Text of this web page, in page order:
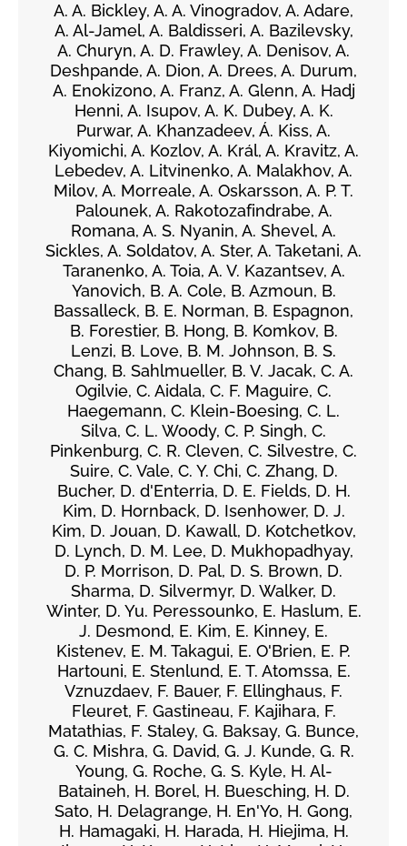
A. A. Bickley, A. A. Vinogradov, A. Adare,
A. Al-Jamel, A. Baldisseri, A. Bazilevsky,
A. Churyn, A. D. Frawley, A. Denisov, A.
Deshpande, A. Dion, A. Drees, A. Durum,
A. Enokizono, A. Franz, A. Glenn, A. Hadj
Henni, A. Isupov, A. K. Dubey, A. K.
Purwar, A. Khanzadeev, Á. Kiss, A.
Kiyomichi, A. Kozlov, A. Král, A. Kravitz, A.
Lebedev, A. Litvinenko, A. Malakhov, A.
Milov, A. Morreale, A. Oskarsson, A. P. T.
Palounek, A. Rakotozafindrabe, A.
Romana, A. S. Nyanin, A. Shevel, A.
Sickles, A. Soldatov, A. Ster, A. Taketani, A.
Taranenko, A. Toia, A. V. Kazantsev, A.
Yanovich, B. A. Cole, B. Azmoun, B.
Bassalleck, B. E. Norman, B. Espagnon,
B. Forestier, B. Hong, B. Komkov, B.
Lenzi, B. Love, B. M. Johnson, B. S.
Chang, B. Sahlmueller, B. V. Jacak, C. A.
Ogilvie, C. Aidala, C. F. Maguire, C.
Haegemann, C. Klein-Boesing, C. L.
Silva, C. L. Woody, C. P. Singh, C.
Pinkenburg, C. R. Cleven, C. Silvestre, C.
Suire, C. Vale, C. Y. Chi, C. Zhang, D.
Bucher, D. d'Enterria, D. E. Fields, D. H.
Kim, D. Hornback, D. Isenhower, D. J.
Kim, D. Jouan, D. Kawall, D. Kotchetkov,
D. Lynch, D. M. Lee, D. Mukhopadhyay,
D. P. Morrison, D. Pal, D. S. Brown, D.
Sharma, D. Silvermyr, D. Walker, D.
Winter, D. Yu. Peressounko, E. Haslum, E.
J. Desmond, E. Kim, E. Kinney, E.
Kistenev, E. M. Takagui, E. O'Brien, E. P.
Hartouni, E. Stenlund, E. T. Atomssa, E.
Vznuzdaev, F. Bauer, F. Ellinghaus, F.
Fleuret, F. Gastineau, F. Kajihara, F.
Matathias, F. Staley, G. Baksay, G. Bunce,
G. C. Mishra, G. David, G. J. Kunde, G. R.
Young, G. Roche, G. S. Kyle, H. Al-
Bataineh, H. Borel, H. Buesching, H. D.
Sato, H. Delagrange, H. En'Yo, H. Gong,
H. Hamagaki, H. Harada, H. Hiejima, H.